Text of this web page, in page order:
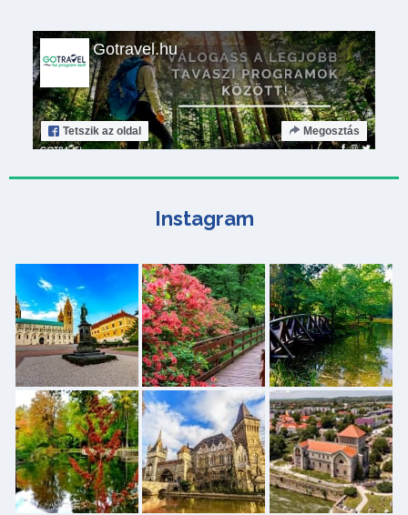
Gotravel.hu
Tetszik az oldal Megosztás
Instagram